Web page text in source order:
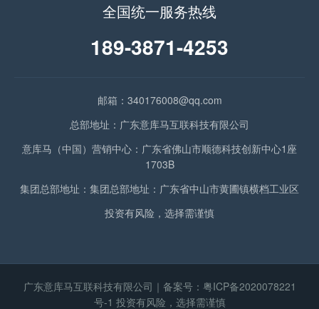
全国统一服务热线
189-3871-4253
邮箱：340176008@qq.com
总部地址：广东意库马互联科技有限公司
意库马（中国）营销中心：广东省佛山市顺德科技创新中心1座
1703B
集团总部地址：集团总部地址：广东省中山市黄圃镇横档工业区
投资有风险，选择需谨慎
广东意库马互联科技有限公司｜备案号： 粤ICP备2020078221
号-1 投资有风险，选择需谨慎